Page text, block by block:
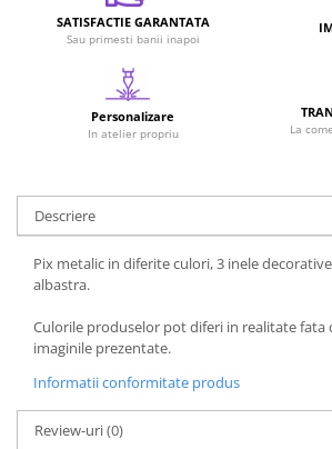
SATISFACTIE GARANTATA
Sau primesti banii inapoi
Personalizare
In atelier propriu La
Descriere
Pix metalic in diferite culori, 3 inele
albastra.
Culorile produselor pot diferi in realitate fata
imaginile prezentate.
Informatii conformitate produs
Review-uri(0)